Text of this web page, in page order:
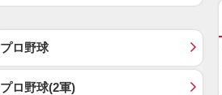
プロ野球
プロ野球(2軍)